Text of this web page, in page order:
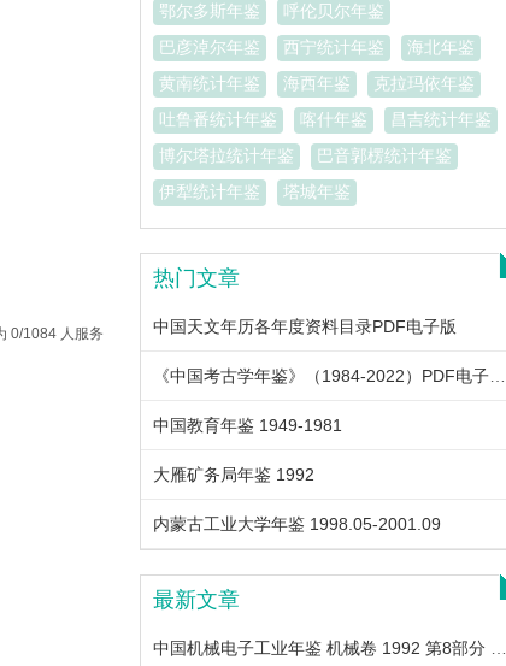
0/1084 人服务
鄂尔多斯年鉴
呼伦贝尔年鉴
巴彦淖尔年鉴
西宁统计年鉴
海北年鉴
黄南统计年鉴
海西年鉴
克拉玛依年鉴
吐鲁番统计年鉴
喀什年鉴
昌吉统计年鉴
博尔塔拉统计年鉴
巴音郭楞统计年鉴
伊犁统计年鉴
塔城年鉴
热门文章
中国天文年历各年度资料目录PDF电子版
《中国考古学年鉴》（1984-2022）PDF电子版下载
中国教育年鉴 1949-1981
大雁矿务局年鉴 1992
内蒙古工业大学年鉴 1998.05-2001.09
最新文章
中国机械电子工业年鉴 机械卷 1992 第8部分 机械工业重要经济政策法规